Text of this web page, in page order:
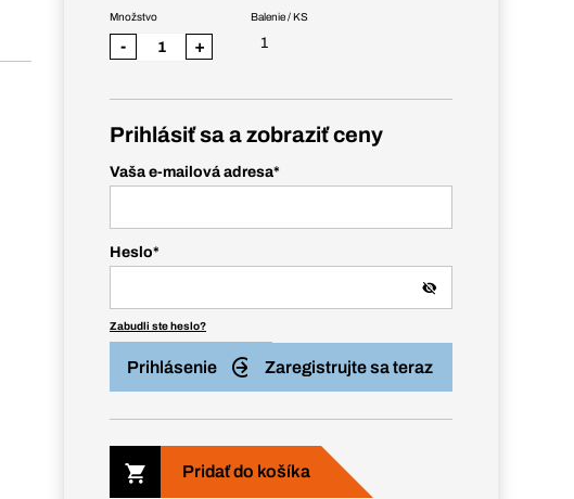
Balenie / KS
1
Množstvo
- +
Prihlásiť sa a zobraziť ceny
Vaša e-mailová adresa*
Heslo*
Zabudli ste heslo?
Prihlásenie Zaregistrujte sa teraz
Pridať do košíka